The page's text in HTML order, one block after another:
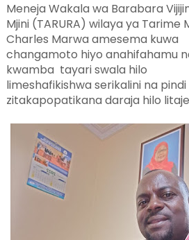
Meneja Wakala wa Barabara
Mjini (TARURA) wilaya ya Tarime
Charles Marwa amesema kuwa
changamoto hiyo anahifahamu
kwamba tayari swala hilo
limeshafikishwa serikalini na
zitakapopatikana daraja hilo